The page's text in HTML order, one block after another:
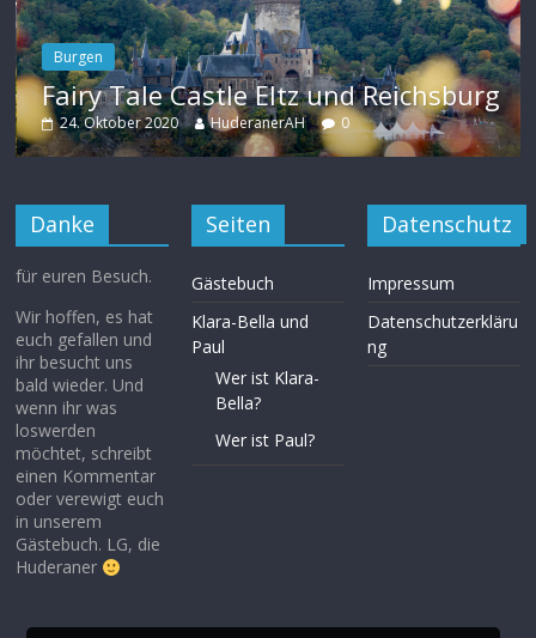
Burgen
Fairy Tale Castle Eltz und Reichsburg
24. Oktober 2020 HuderanerAH 0
Danke
für euren Besuch.
Wir hoffen, es hat
euch gefallen und
ihr besucht uns
bald wieder. Und
wenn ihr was
loswerden
möchtet, schreibt
einen Kommentar
oder verewigt euch
in unserem
Gästebuch. LG, die
Huderaner
Seiten
Gästebuch
Klara-Bella und
Paul
Wer ist Klara-
Bella?
Wer ist Paul?
Datenschutz
Impressum
Datenschutzerkläru
ng